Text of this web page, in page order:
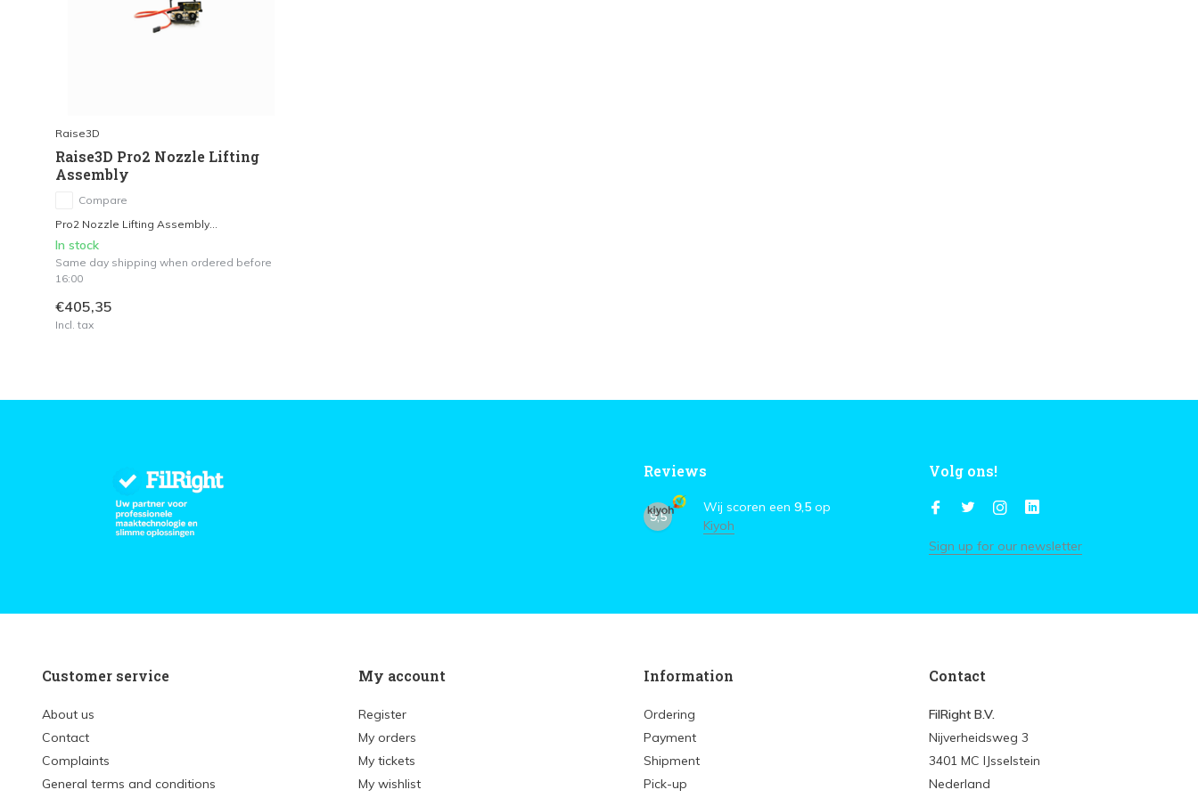
Raise3D
Raise3D Pro2 Nozzle Lifting
Assembly
Compare
Pro2 Nozzle Lifting Assembly...
In stock
Same day shipping when ordered before
16:00
€405,35
Incl. tax
Reviews
9,5
Wij scoren een 9,5 op
Kiyoh
Volg ons!
Sign up for our newsletter
Customer service
About us
Contact
Complaints
General terms and conditions
My account
Register
My orders
My tickets
My wishlist
Information
Ordering
Payment
Shipment
Pick-up
Contact
FilRight B.V.
Nijverheidsweg 3
3401 MC IJsselstein
Nederland